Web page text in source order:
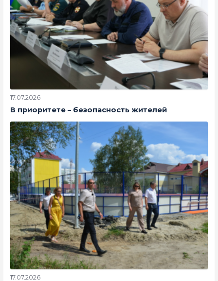
17.07.2026
В приоритете – безопасность жителей
17.07.2026